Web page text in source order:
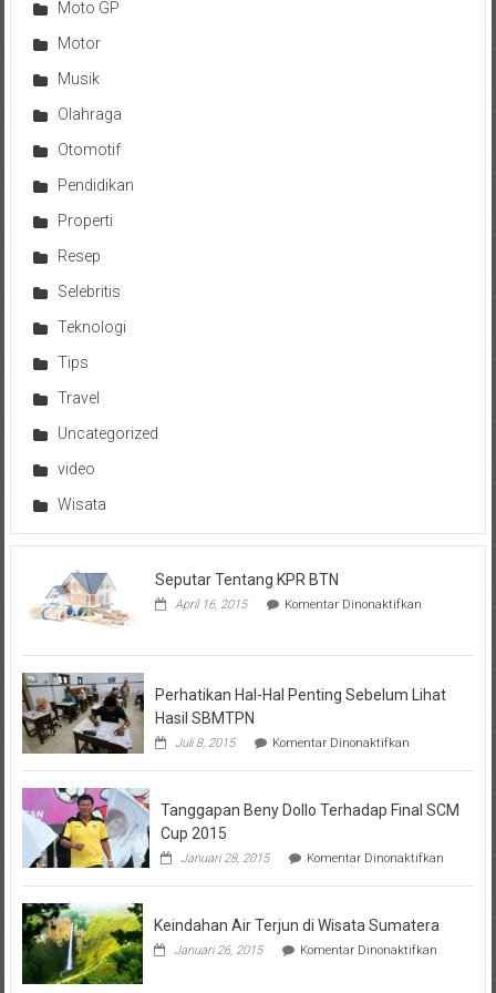
Moto GP
Motor
Musik
Olahraga
Otomotif
Pendidikan
Properti
Resep
Selebritis
Teknologi
Tips
Travel
Uncategorized
video
Wisata
Seputar Tentang KPR BTN
April 16, 2015 Komentar Dinonaktifkanpada
KPR
Perhatikan Hal-Hal Penting Sebelum Lihat
Hasil SBMTPN
Juli 8, 2015 Komentar Dinonaktifkanpada
Hal-
Penting
Hasil
Tanggapan Beny Dollo Terhadap Final SCM
Cup 2015
Januari 28, 2015 Komentar Dinonaktifkanpada
Beny
Keindahan Air Terjun di Wisata Sumatera
Januari 26, 2015 Komentar Dinonaktifkanpada